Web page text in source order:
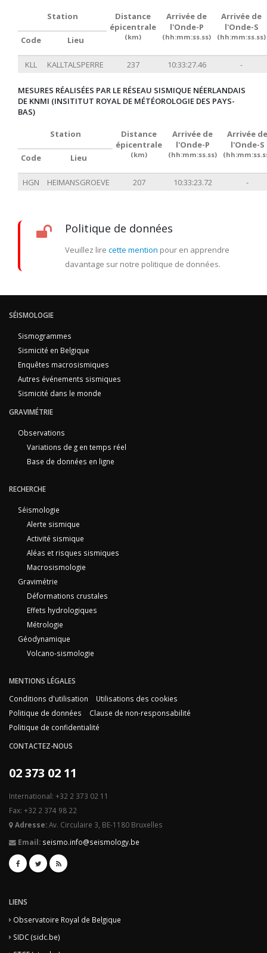
Station
Distance
épicentrale
(km)
Arrivée de
l'Onde-P
(hh:mm:ss.ss)
Arrivée de
l'Onde-S
(hh:mm:ss.ss)
Code Lieu
KLL KALLTALSPERRE 237 10:33:27.46 -
MESURES RÉALISÉES PAR LE RÉSEAU SISMIQUE NÉERLANDAIS
DE KNMI (INSITITUT ROYAL DE MÉTÉOROLOGIE DES PAYS-
BAS)
Station
Distance
épicentrale
(km)
Arrivée de
l'Onde-P
(hh:mm:ss.ss)
Arrivée de
l'Onde-S
Code Lieu
HGN HEIMANSGROEVE 207 10:33:23.72 -
Politique de données
Veuillez lire cette mention pour en apprendre
davantage sur notre politique de données.
SÉISMOLOGIE
Sismogrammes
Sismicité en Belgique
Enquêtes macrosismiques
Autres événements sismiques
Sismicité dans le monde
GRAVIMÉTRIE
Observations
Variations de g en temps réel
Base de données en ligne
RECHERCHE
Séismologie
Alerte sismique
Activité sismique
Aléas et risques sismiques
Macrosismologie
Gravimétrie
Déformations crustales
Effets hydrologiques
Métrologie
Géodynamique
Volcano-sismologie
MENTIONS LÉGALES
Conditions d'utilisation
Utilisations des cookies
Politique de données
Clause de non-responsabilité
Politique de confidentialité
CONTACTEZ-NOUS
02 373 02 11
International: +32 2 373 02 11
Fax: +32 2 374 98 22
Adresse:Av. Circulaire 3, BE-1180 Bruxelles
Email: seismo.info@seismology.be
LIENS
Observatoire Royal de Belgique
SIDC (sidc.be)